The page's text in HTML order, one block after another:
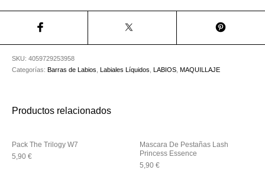
SKU:4059729253958
Categorías:Barras de Labios ,Labiales Líquidos ,LABIOS ,MAQUILLAJE
Productos relacionados
Pack The Trilogy W7
5,90€
Mascara De Pestañas Lash
Princess Essence
5,90 €